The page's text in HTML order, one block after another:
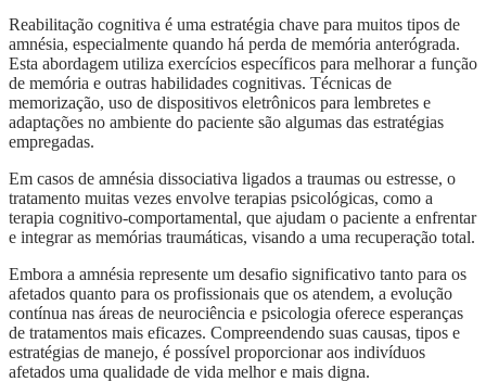
Reabilitação cognitiva é uma estratégia chave para muitos tipos de
amnésia, especialmente quando há perda de memória anterógrada.
Esta abordagem utiliza exercícios específicos para melhorar a função
de memória e outras habilidades cognitivas. Técnicas de
memorização, uso de dispositivos eletrônicos para lembretes e
adaptações no ambiente do paciente são algumas das estratégias
empregadas.
Em casos de amnésia dissociativa ligados a traumas ou estresse, o
tratamento muitas vezes envolve terapias psicológicas, como a
terapia cognitivo-comportamental, que ajudam o paciente a enfrentar
e integrar as memórias traumáticas, visando a uma recuperação total.
Embora a amnésia represente um desafio significativo tanto para os
afetados quanto para os profissionais que os atendem, a evolução
contínua nas áreas de neurociência e psicologia oferece esperanças
de tratamentos mais eficazes. Compreendendo suas causas, tipos e
estratégias de manejo, é possível proporcionar aos indivíduos
afetados uma qualidade de vida melhor e mais digna.